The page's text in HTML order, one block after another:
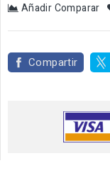
Añadir Comparar
Compartir